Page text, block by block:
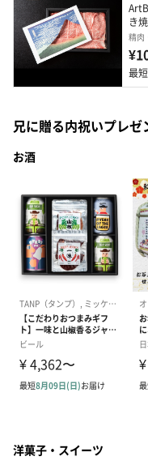
き
精肉
最短
兄に贈る内祝いプレゼ
お酒
洋菓子・スイーツ